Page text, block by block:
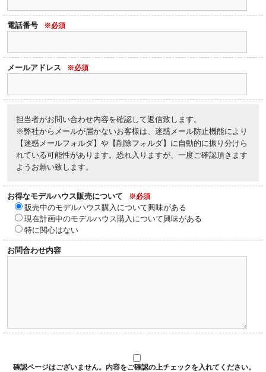
電話番号 ※必須
メールアドレス ※必須
担当者がお問い合わせ内容を確認して返信致します。
※弊社からメールが届かないお客様は、迷惑メール防止機能により
【迷惑メールフォルダ】や【削除フォルダ】に自動的に振り分けら
れている可能性があります。恐れ入りますが、一度ご確認頂きます
ようお願い致します。
お得なモデルハウス販売について ※必須
販売中のモデルハウス購入について興味がある
現在計画中のモデルハウス購入について興味がある
特に関心はない
お問合わせ内容
確認ページはございません。内容をご確認の上チェックを入れてください。